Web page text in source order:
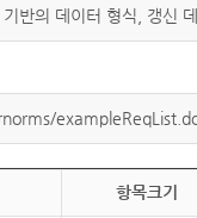
반의 데이터 형식, 갱신
항목크기